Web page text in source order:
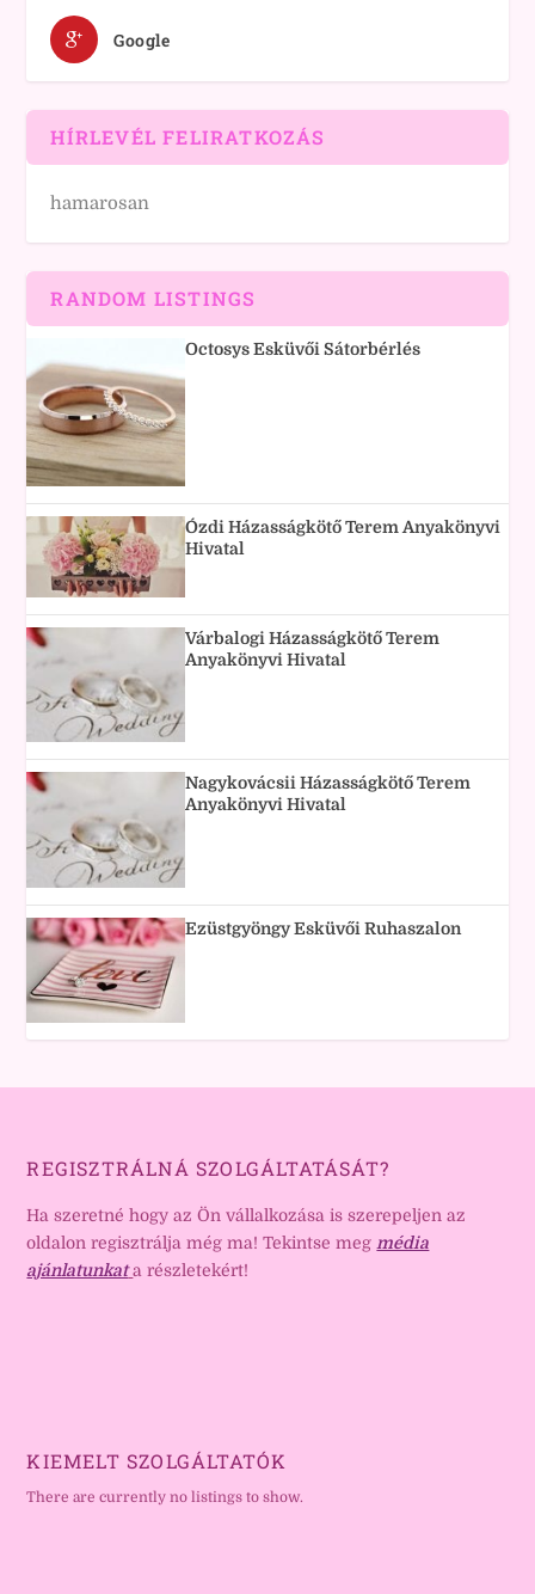
Google
HÍRLEVÉL FELIRATKOZÁS
hamarosan
RANDOM LISTINGS
Octosys Esküvői Sátorbérlés
Ózdi Házasságkötő Terem Anyakönyvi
Hivatal
Várbalogi Házasságkötő Terem
Anyakönyvi Hivatal
Nagykovácsii Házasságkötő Terem
Anyakönyvi Hivatal
Ezüstgyöngy Esküvői Ruhaszalon
REGISZTRÁLNÁ SZOLGÁLTATÁSÁT?
Ha szeretné hogy az Ön vállalkozása is szerepeljen az
oldalon regisztrálja még ma! Tekintse megmédia
ajánlatunkat a részletekért!
KIEMELT SZOLGÁLTATÓK
There are currently no listings to show.